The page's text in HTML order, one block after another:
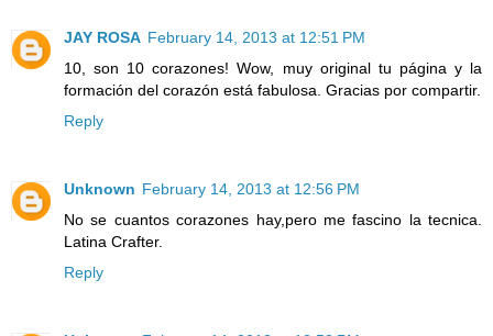
JAY ROSA February 14, 2013 at 12:51 PM
10, son 10 corazones! Wow, muy original tu página y la
formación del corazón está fabulosa. Gracias por compartir.
Reply
Unknown February 14, 2013 at 12:56 PM
No se cuantos corazones hay,pero me fascino la tecnica.
Latina Crafter.
Reply